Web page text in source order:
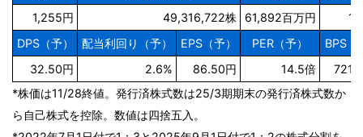
1,255円
49,316,722株 61,892百万円
DPS（予）
配当利回り（予） EPS（予） PER（予）
BPS（
32.50円
2.6% 86.50円 14.5倍
*株価は11/28終値。発行済株式数は25/3期期末の発行済株式数か
ら自己株式を控除。数値は四捨五入。